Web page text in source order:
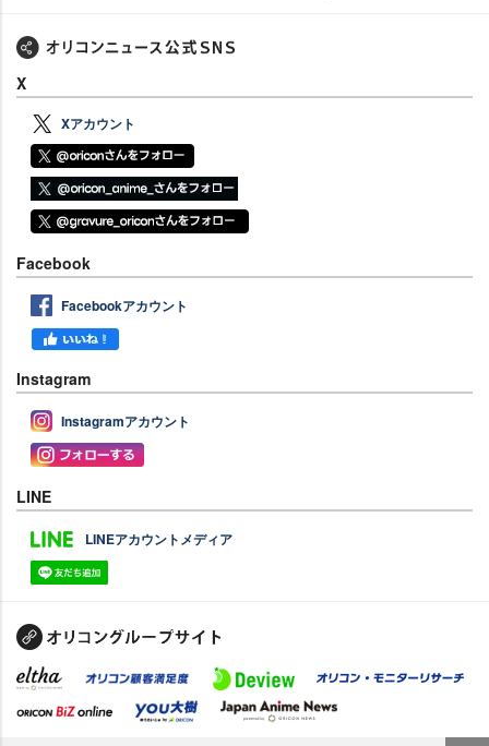
X
Xアカウント
Facebook
Facebookアカウント
Instagram
Instagramアカウント
LINE
LINEアカウントメディア